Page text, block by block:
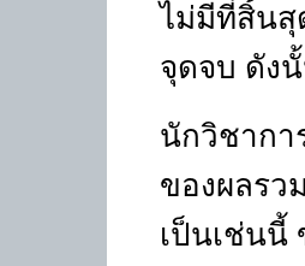
ไม่มีที่สิ้นสุ
จุดจบ ดัง
นักวิชากา
ของผลรว
เป็นเช่นนี้